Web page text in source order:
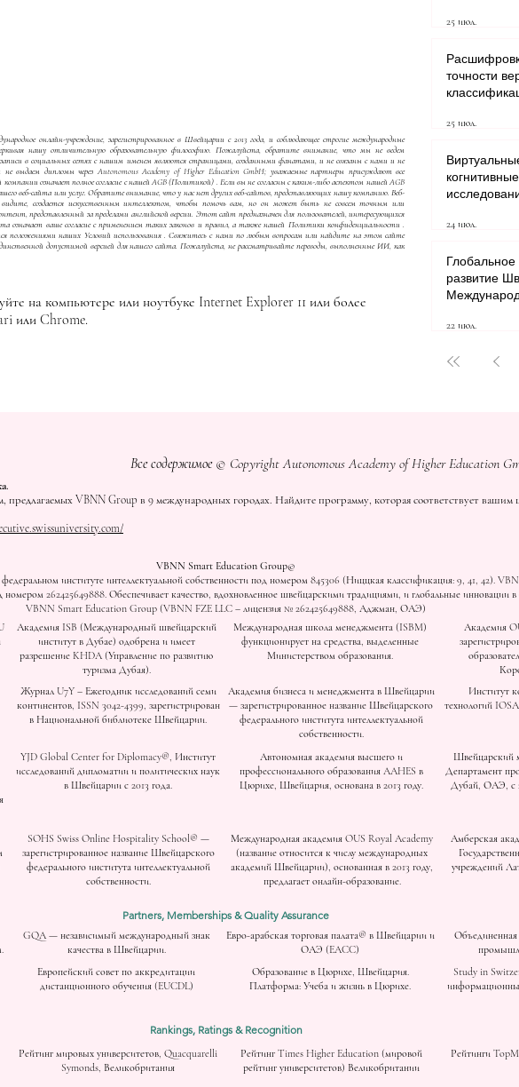
онлайн-учреждение, зарегистрированное в Швейцарии с 2013 года, и соблюдающее строгие международные
нашу отличительную образовательную философию. Пожалуйста, обратите внимание, что мы не ведем
в социальных сетях с нашим именем являются страницами, созданными фанатами, и не связаны с нами и не
выдаем дипломы через Autonomous Academy of Higher Education GmbH; уважаемые партнеры присуждают все
означает полное согласие с нашейAGB (Политикой) . Если вы не согласны с каким-либо аспектом нашейAGB
веб-сайта или услуг. Обратите внимание, что у нас нет других веб-сайтов, представляющих нашу компанию. Веб-
создается искусственным интеллектом, чтобы помочь вам, но он может быть не совсем точным или
представленный за пределами английской версии. Этот сайт предназначен для пользователей, интересующихся
означает ваше согласие с применением таких законов и правил, а также нашей Политики конфиденциальности .
положениями наших Условий использования. Свяжитесь с нами по любым вопросам или найдите на этом сайте
допустимой версией для нашего сайта. Пожалуйста, не рассматривайте переводы, выполненные ИИ, как
QRNW 2027
25 июл.
точности
25 июл.
24 июл.
развитие
22 июл.
на компьютере или ноутбуке Internet Explorer 11 или более
или Chrome.
Все содержимое © Copyright Autonomous Academy of Higher Education
предлагаемых VBNN Group в 9 международных городах. Найдите программу, которая соответствует вашим
VBNN Smart Education Group©
институте интеллектуальной собственности под номером 845306 (Ниццкая классификация: 9, 41, 42).
262425649888. Обеспечивает качество, вдохновленное швейцарскими традициями, и глобальные инновации в
VBNN Smart Education Group (VBNN FZE LLC – лицензия № 262425649888, Аджман, ОАЭ)
Академия ISB (Международный швейцарский
институт в Дубае) одобрена и имеет
разрешение KHDA (Управление по развитию
туризма Дубая).
Международная школа менеджмента (ISBM)
функционирует на средства, выделенные
Министерством образования.
Академия
Журнал U7Y – Ежегодник исследований семи
континентов, ISSN 3042-4399, зарегистрирован
в Национальной библиотеке Швейцарии.
Академия бизнеса и менеджмента в Швейцарии
— зарегистрированное название Швейцарского
федерального института интеллектуальной
собственности.
Институт
технологий
YJD Global Center for Diplomacy®, Институт
исследований дипломатии и политических наук
в Швейцарии с 2013 года.
Автономная академия высшего и
профессионального образования AAHES в
Цюрихе, Швейцария, основана в 2013 году.
Швейцарский
Департамент
Дубай, ОАЭ, с
SOHS Swiss Online Hospitality School® —
зарегистрированное название Швейцарского
федерального института интеллектуальной
собственности.
Международная академия OUS Royal Academy
(название относится к числу международных
академий Швейцарии), основанная в 2013 году,
предлагает онлайн-образование.
Амберская
учреждений
Partners, Memberships & Quality Assurance
GQA — независимый международный знак
качества в Швейцарии.
Евро-арабская торговая палата® в Швейцарии и
ОАЭ (EACC)
Объединенная
Европейский совет по аккредитации
дистанционного обучения (EUCDL)
Образование в Цюрихе, Швейцария.
Платформа: Учеба и жизнь в Цюрихе.
Study in
Rankings, Ratings & Recognition
Рейтинг мировых университетов, Quacquarelli
Symonds, Великобритания
Рейтинг Times Higher Education (мировой
рейтинг университетов) Великобритании
Рейтинги